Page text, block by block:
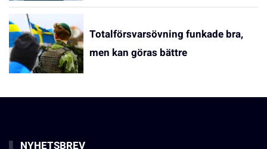
Totalförsvarsövning funkade bra,
men kan göras bättre
NYHETSBREV